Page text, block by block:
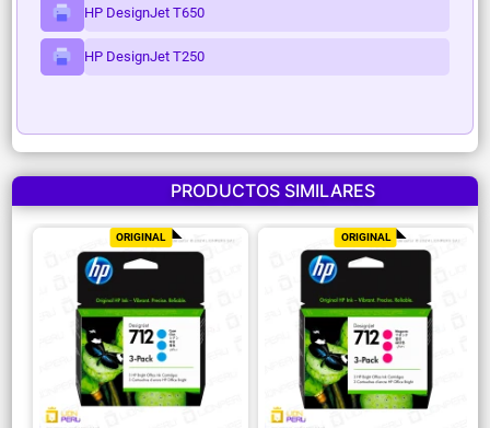
HP DesignJet T650
HP DesignJet T250
PRODUCTOS SIMILARES
ORIGINAL ORIGINAL